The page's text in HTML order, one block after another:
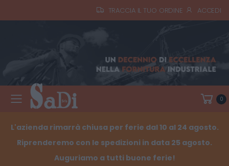
TRACCIA IL TUO ORDINE ACCEDI
Toggle mobile menu 0
L'azienda rimarrà chiusa per ferie dal 10 al 24 agosto.
Riprenderemo con le spedizioni in data 25 agosto.
Auguriamo a tutti buone ferie!